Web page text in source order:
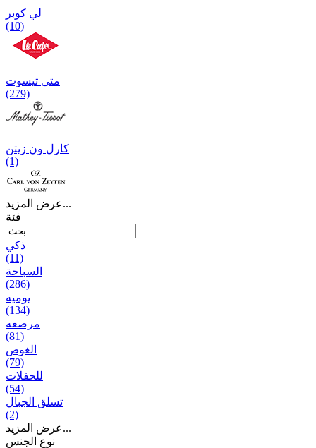
لي كوبر
(10)
متی تیسوت
(279)
کارل ون زیتن
(1)
عرض المزيد...
فئة
ذكي
(11)
السباحة
(286)
يومیه
(134)
مرصعه
(81)
الغوص
(79)
للحفلات
(54)
تسلق الجبال
(2)
عرض المزيد...
نوع الجنس